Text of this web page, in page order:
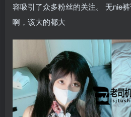
容吸引了众多粉丝的关注。 无nie
啊，该大的都大